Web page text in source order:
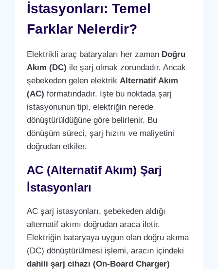
İstasyonları: Temel
Farklar Nelerdir?
Elektrikli araç bataryaları her zaman Doğru
Akım (DC) ile şarj olmak zorundadır. Ancak
şebekeden gelen elektrik Alternatif Akım
(AC) formatındadır. İşte bu noktada şarj
istasyonunun tipi, elektriğin nerede
dönüştürüldüğüne göre belirlenir. Bu
dönüşüm süreci, şarj hızını ve maliyetini
doğrudan etkiler.
AC (Alternatif Akım) Şarj
İstasyonları
AC şarj istasyonları, şebekeden aldığı
alternatif akımı doğrudan araca iletir.
Elektriğin bataryaya uygun olan doğru akıma
(DC) dönüştürülmesi işlemi, aracın içindeki
dahili şarj cihazı (On-Board Charger)